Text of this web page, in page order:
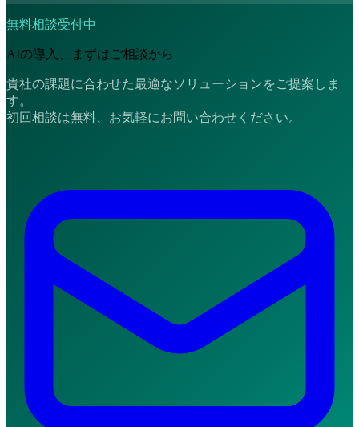
無料相談受付中
AIの導入、まずはご相談から
貴社の課題に合わせた最適なソリューションをご提案しま
す。
初回相談は無料、お気軽にお問い合わせください。